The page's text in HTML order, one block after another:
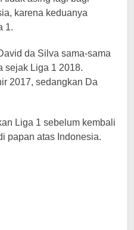
karena keduanya
1.
da Silva sama-sama
sejak Liga 1 2018.
2017, sedangkan Da
Liga 1 sebelum kembali
papan atas Indonesia.